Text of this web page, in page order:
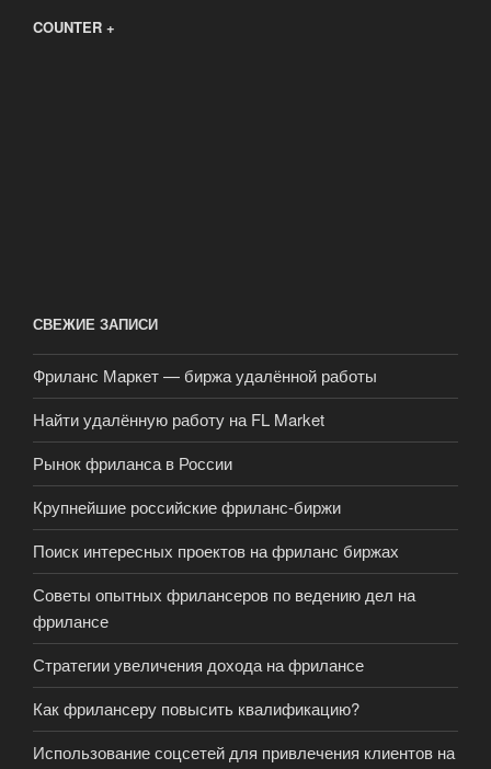
COUNTER +
СВЕЖИЕ ЗАПИСИ
Фриланс Маркет — биржа удалённой работы
Найти удалённую работу на FL Market
Рынок фриланса в России
Крупнейшие российские фриланс-биржи
Поиск интересных проектов на фриланс биржах
Советы опытных фрилансеров по ведению дел на
фрилансе
Стратегии увеличения дохода на фрилансе
Как фрилансеру повысить квалификацию?
Использование соцсетей для привлечения клиентов на